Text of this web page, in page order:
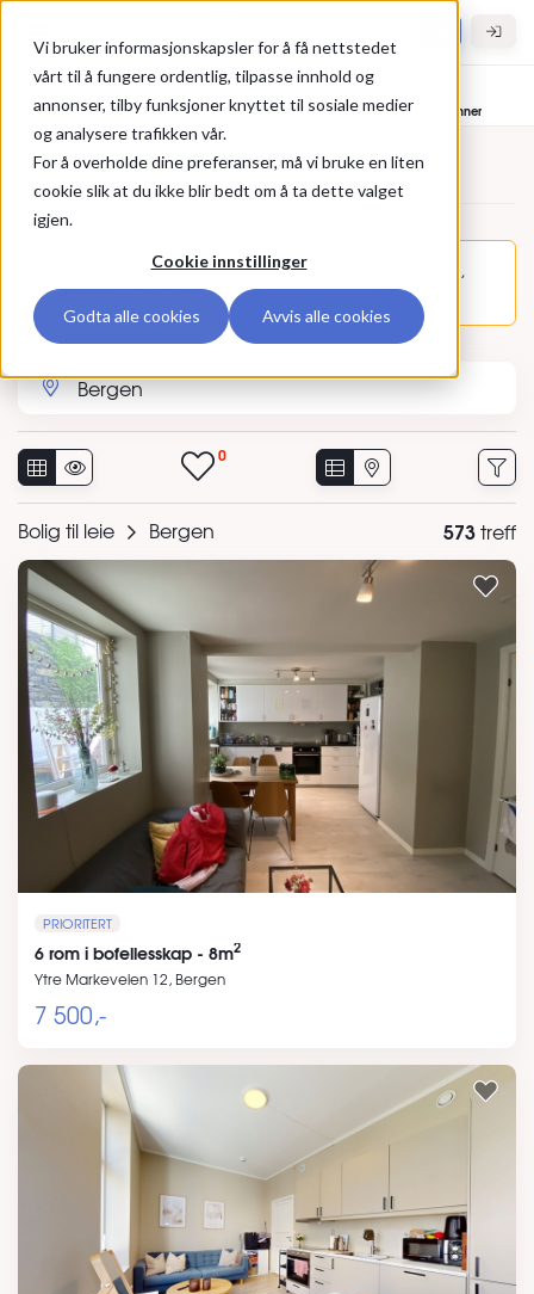
Vi bruker informasjonskapsler for å få nettstedet
vårt til å fungere ordentlig, tilpasse innhold og
annonser, tilby funksjoner knyttet til sosiale medier
og analysere trafikken vår.
For å overholde dine preferanser, må vi bruke en liten
cookie slik at du ikke blir bedt om å ta dette valget
igjen.
Cookie innstillinger
Godta alle cookies Avvis alle cookies
Bolig til leie Leietakere Hybelvenner
Annonser
Annonsen Leilighet - 3 roms, Fosswinckels Gate 54,
Bergen (376729) er ikke lenger synlig.
0
Bolig til leie Bergen 573treff
PRIORITERT
6 rom i bofellesskap - 8m2
Ytre Markeveien 12, Bergen
7 500,-